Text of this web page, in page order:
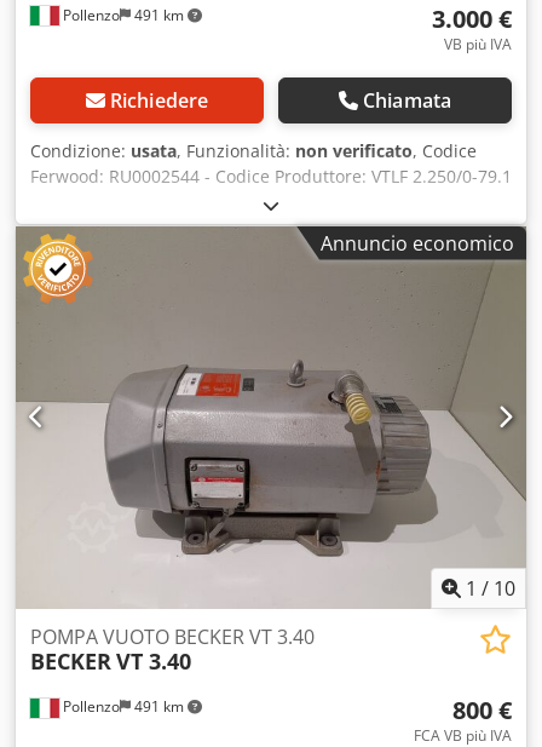
Pollenzo 491 km 3.000 €
VB più IVA
Richiedere Chiamata
Condizione: usata, Funzionalità: non verificato, Codice
Ferwood: RU0002544 - Codice Produttore: VTLF 2.250/0-79.1
- Condizione: Usata - Funzionalità: Non collaudato -
Macchina Compatibile: - Se interessati offriamo servizio di
revisione, contattateci. 235KG 120X80X70 Dwedjyrphtopfx
Ak Doa
Annuncio economico
1 / 10
Pollenzo 491 km
POMPA VUOTO BECKER VT 3.40
BECKERVT 3.40
800 €
FCA VB più IVA